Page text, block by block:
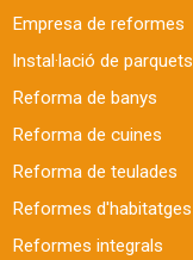
Empresa de reformes
Instal·lació de parquets
Reforma de banys
Reforma de cuines
Reforma de teulades
Reformes d'habitatges
Reformes integrals